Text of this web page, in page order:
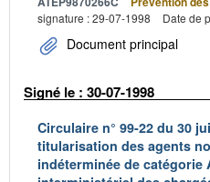
signature : 29-07-1998
Date de
Document principal
Signé le : 30-07-1998
Circulaire n° 99-22 du 30
titularisation des agents
indéterminée de catégorie